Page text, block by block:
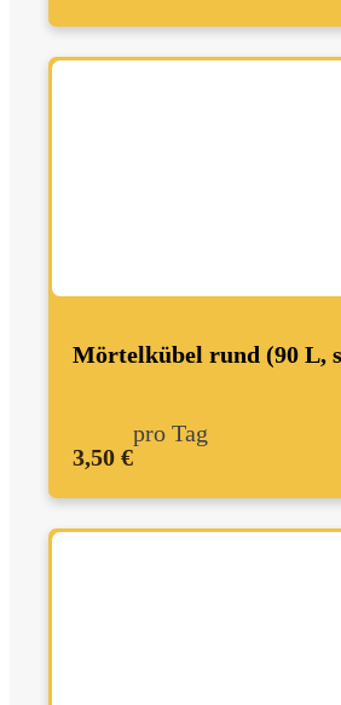
Mörtelkübel rund (90 L,
3,50 €
pro Tag